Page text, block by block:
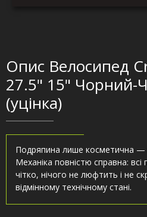
Опис Велосипед
27.5" 15" Чорний-
(уцінка)
Подряпина лише косметична —
Механіка повністю справна:
чітко, нічого не люфтить і не
відмінному технічному стані.